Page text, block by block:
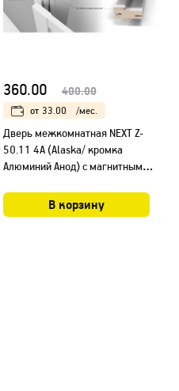
360.00 400.00
от 33.00 /мес.
Дверь межкомнатная NEXT Z-
50.11 4A (Alaska/ кромка
Алюминий Анод) с магнитным
В корзину